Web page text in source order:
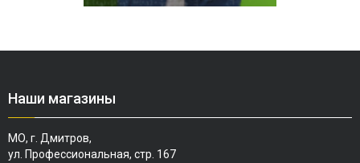
Наши магазины
МО, г. Дмитров,
ул. Профессиональная, стр. 167